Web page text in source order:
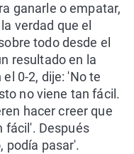
ganarle o empatar,
verdad que el
todo desde el
resultado en la
0-2, dije: 'No te
no viene tan fácil.
hacer creer que
fácil'. Después
podía pasar'.